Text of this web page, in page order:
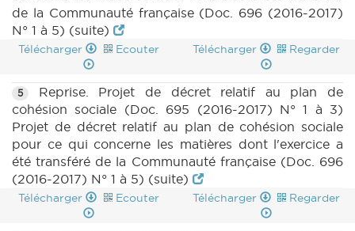
de la Communauté française (Doc. 696 (2016-2017)
N° 1 à 5) (suite)
Télécharger Ecouter Télécharger Regarder
5
Reprise. Projet de décret relatif au plan de
cohésion sociale (Doc. 695 (2016-2017) N° 1 à 3)
Projet de décret relatif au plan de cohésion sociale
pour ce qui concerne les matières dont l'exercice a
été transféré de la Communauté française (Doc. 696
(2016-2017) N° 1 à 5) (suite)
Télécharger Ecouter Télécharger Regarder